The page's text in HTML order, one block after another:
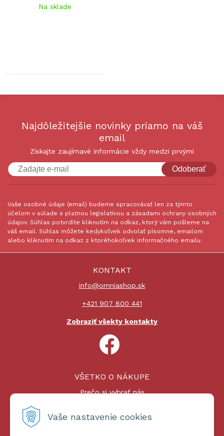
Vaše nastavenie cookies
Na sklade
Najdôležitejšie novinky priamo na váš
email
Získajte zaujímavé informácie vždy medzi prvými
Odoberať
Vaše osobné údaje (email) budeme spracovávať len za týmto
účelom v súlade s platnou legislatívou a zásadami ochrany osobných
údajov. Súhlas potvrdíte kliknutím na odkaz, ktorý vám pošleme na
váš email. Súhlas môžete kedykoľvek odvolať písomne, emailom
alebo kliknutím na odkaz z ktoréhokoľvek informačného emailu.
KONTAKT
info@omniashop.sk
+421 907 800 441
Zobraziť všekty kontakty
VŠETKO O NÁKUPE
Prečo si vybrať nás
Platby a doprava